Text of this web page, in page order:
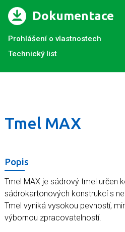
Dokumentace
Prohlášení o vlastnostech
Technický list
Tmel MAX
Popis
Tmel MAX je sádrový tmel určen
sádrokartonových konstrukcí s
Tmel vyniká vysokou pevností,
výbornou zpracovatelností.